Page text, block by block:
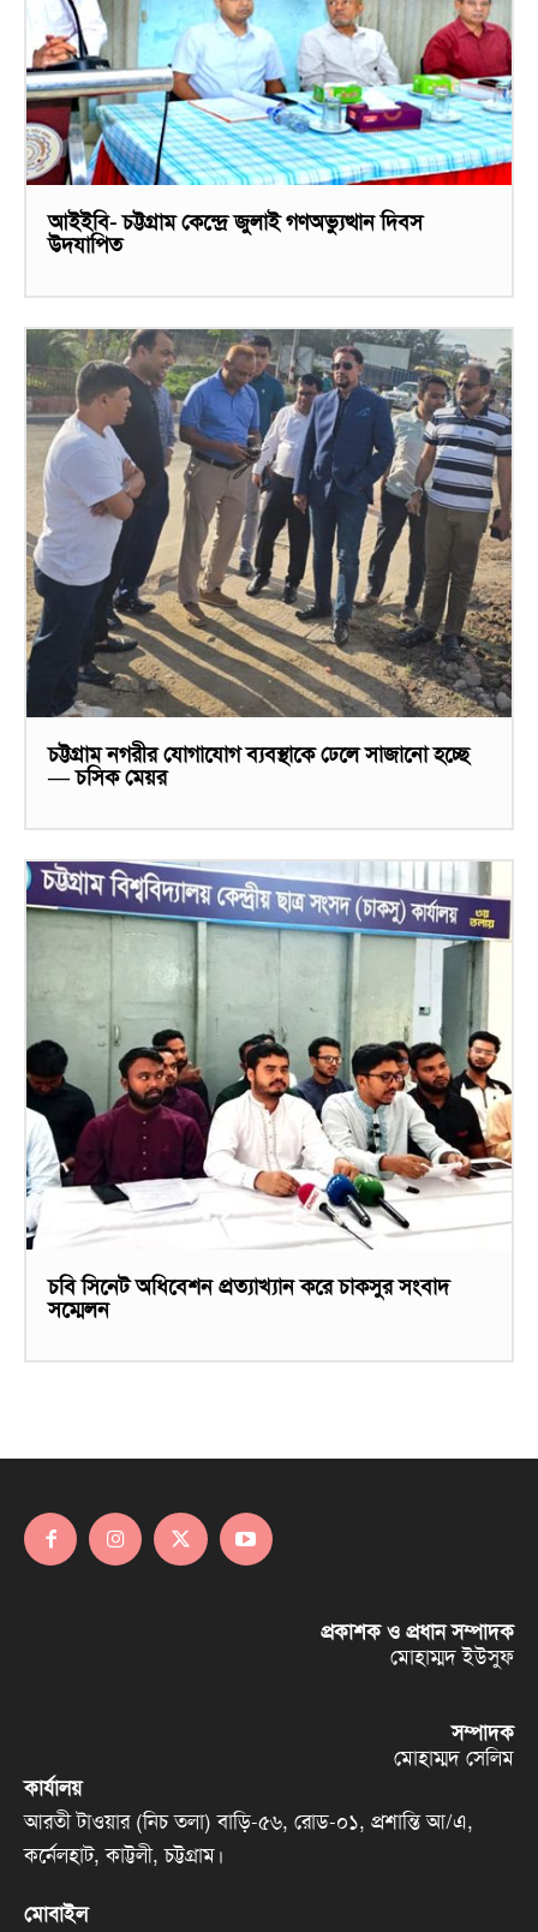
আইইবি- চট্টগ্রাম কেন্দ্রে জুলাই গণঅভ্যুত্থান দিবস
উদযাপিত
চট্টগ্রাম নগরীর যোগাযোগ ব্যবস্থাকে ঢেলে সাজানো হচ্ছে
— চসিক মেয়র
চবি সিনেট অধিবেশন প্রত্যাখ্যান করে চাকসুর সংবাদ
সম্মেলন
প্রকাশক ও প্রধান সম্পাদক
মোহাম্মদ ইউসুফ
সম্পাদক
মোহাম্মদ সেলিম
কার্যালয়
আরতী টাওয়ার (নিচ তলা) বাড়ি-৫৬, রোড-০১, প্রশান্তি আ/এ,
কর্নেলহাট, কাট্টলী, চট্টগ্রাম।
মোবাইল